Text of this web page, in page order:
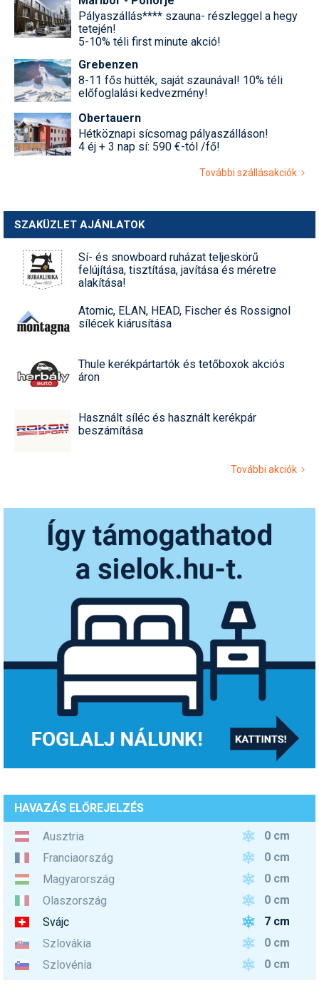
Pályaszállás**** szauna- részleggel a hegy
tetején!
5-10% téli first minute akció!
Grebenzen
8-11 fős hütték, saját szaunával! 10% téli
előfoglalási kedvezmény!
Obertauern
Hétköznapi sícsomag pályaszálláson!
4 éj + 3 nap sí: 590 €-tól /fő!
További szállásakciók
SZAKÜZLET AJÁNLATOK
Sí- és snowboard ruházat teljeskörű
felújítása, tisztítása, javítása és méretre
alakítása!
Atomic, ELAN, HEAD, Fischer és Rossignol
sílécek kiárusítása
Thule kerékpártartók és tetőboxok akciós
áron
Használt síléc és használt kerékpár
beszámítása
További akciók
HAVAZÁS ELŐREJELZÉS
Ausztria
0 cm
Franciaország
0 cm
Magyarország
0 cm
Olaszország
0 cm
Svájc
7 cm
Szlovákia
0 cm
Szlovénia
0 cm